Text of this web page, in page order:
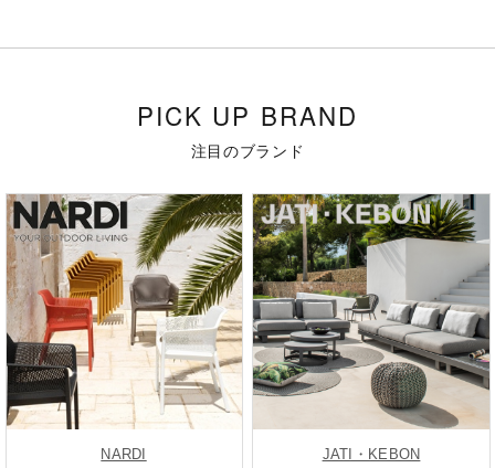
PICK UP BRAND
注目のブランド
NARDI
JATI・KEBON